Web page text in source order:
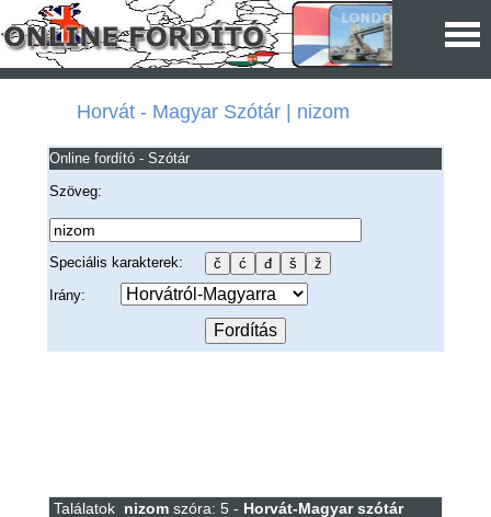
Horvát - Magyar Szótár | nizom
Online fordító - Szótár
Szöveg:
Speciális karakterek:
Irány:
Találatok nizomszóra: 5 - Horvát-Magyar szótár